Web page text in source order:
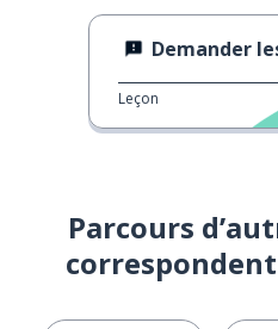
Demander
Leçon
Parcours